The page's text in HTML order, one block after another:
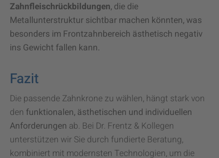
Zahnfleischrückbildungen, die die
Metallunterstruktur sichtbar machen könnten, was
besonders im Frontzahnbereich ästhetisch negativ
ins Gewicht fallen kann.
Fazit
Die passende Zahnkrone zu wählen, hängt stark von
den funktionalen, ästhetischen und individuellen
Anforderungen ab. Bei Dr. Frentz & Kollegen
unterstützen wir Sie durch fundierte Beratung,
kombiniert mit modernsten Technologien, um die